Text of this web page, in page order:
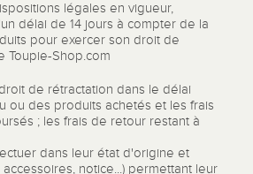
légales en vigueur,
délai de 14 jours à compter de la
pour exercer son droit de
Toupie-Shop.com
de rétractation dans le délai
ou des produits achetés et les frais
; les frais de retour restant à
dans leur état d'origine et
notice...) permettant leur